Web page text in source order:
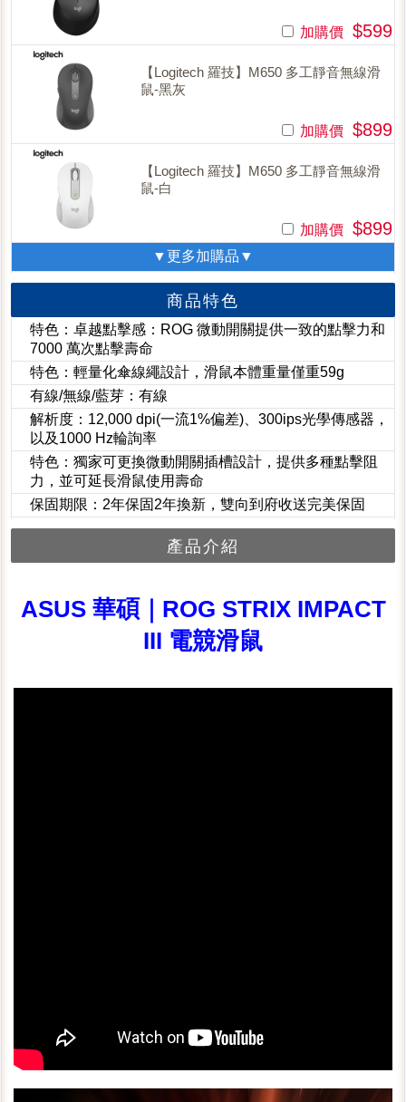
加購價 $599
【Logitech 羅技】M650 多工靜音無線滑
鼠-黑灰
加購價 $899
【Logitech 羅技】M650 多工靜音無線滑
鼠-白
加購價 $899
▼更多加購品▼
商品特色
特色：卓越點擊感：ROG 微動開關提供一致的點擊力和
7000 萬次點擊壽命
特色：輕量化傘線繩設計，滑鼠本體重量僅重59g
有線/無線/藍芽：有線
解析度：12,000 dpi(一流1%偏差)、300ips光學傳感器，
以及1000 Hz輪詢率
特色：獨家可更換微動開關插槽設計，提供多種點擊阻
力，並可延長滑鼠使用壽命
保固期限：2年保固2年換新，雙向到府收送完美保固
產品介紹
ASUS 華碩｜ROG STRIX IMPACT
III 電競滑鼠